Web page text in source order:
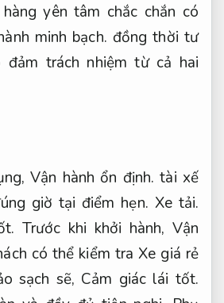
yên tâm chắc chắn có
minh bạch. đồng thời tư
trách nhiệm từ cả hai
Vận hành ổn định. tài xế
giờ tại điểm hẹn. Xe tải.
Trước khi khởi hành, Vận
có thể kiểm tra Xe giá rẻ
sạch sẽ, Cảm giác lái tốt.